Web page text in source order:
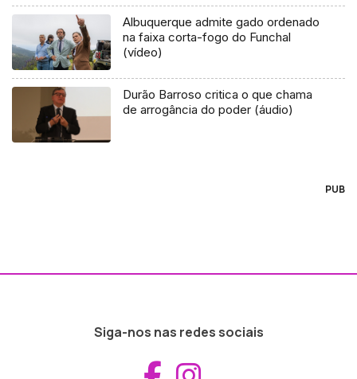
Albuquerque admite gado ordenado
na faixa corta-fogo do Funchal
(vídeo)
Durão Barroso critica o que chama
de arrogância do poder (áudio)
PUB
Siga-nos nas redes sociais